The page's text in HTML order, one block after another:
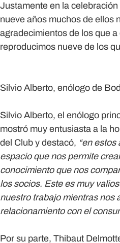
Justamente en la
nueve años muchos de ellos
agradecimientos de los que
reproducimos nueve de los
Silvio Alberto, enólogo de
Silvio Alberto, el enólogo
mostró muy entusiasta a la
del Club y destacó, “en
espacio que nos permite
conocimiento que nos
los socios. Este es muy
nuestro trabajo mientras nos
relacionamiento con el
Por su parte, Thibaut